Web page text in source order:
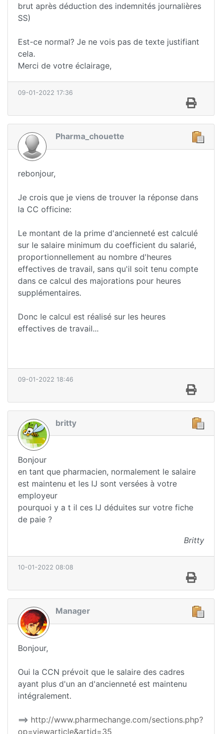
brut après déduction des indemnités journalières
SS)
Est-ce normal? Je ne vois pas de texte justifiant
cela.
Merci de votre éclairage,
09-01-2022 17:36
Pharma_chouette
rebonjour,
Je crois que je viens de trouver la réponse dans
la CC officine:
Le montant de la prime d'ancienneté est calculé
sur le salaire minimum du coefficient du salarié,
proportionnellement au nombre d'heures
effectives de travail, sans qu'il soit tenu compte
dans ce calcul des majorations pour heures
supplémentaires.
Donc le calcul est réalisé sur les heures
effectives de travail...
09-01-2022 18:46
britty
Bonjour
en tant que pharmacien, normalement le salaire
est maintenu et les IJ sont versées à votre
employeur
pourquoi y a t il ces IJ déduites sur votre fiche
de paie ?
Britty
10-01-2022 08:08
Manager
Bonjour,
Oui la CCN prévoit que le salaire des cadres
ayant plus d'un an d'ancienneté est maintenu
intégralement.
==> http://www.pharmechange.com/sections.php?
op=viewarticle&artid=35